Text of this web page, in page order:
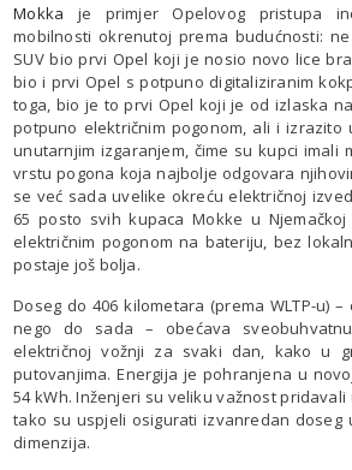
Mokka je primjer Opelovog pristupa
mobilnosti okrenutoj prema budućnosti:
SUV bio prvi Opel koji je nosio novo lice
bio i prvi Opel s potpuno digitaliziranim
toga, bio je to prvi Opel koji je od izlaska
potpuno električnim pogonom, ali i izrazito
unutarnjim izgaranjem, čime su kupci imali
vrstu pogona koja najbolje odgovara
se već sada uvelike okreću električnoj
65 posto svih kupaca Mokke u
električnim pogonom na bateriju, bez
postaje još bolja.
Doseg do 406 kilometara (prema WLTP-u)
nego do sada – obećava
električnoj vožnji za svaki dan, kako u
putovanjima. Energija je pohranjena u
54 kWh. Inženjeri su veliku važnost
tako su uspjeli osigurati izvanredan doseg
dimenzija.